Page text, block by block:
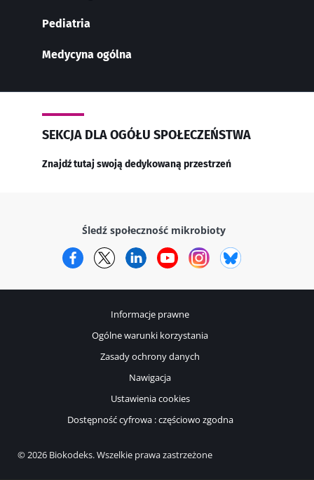
Pediatria
Medycyna ogólna
SEKCJA DLA OGÓŁU SPOŁECZEŃSTWA
Znajdź tutaj swoją dedykowaną przestrzeń
Śledź społeczność mikrobioty
FacebookTwitterLinkedInYouTubeInstagram
© 2026 Biokodeks. Wszelkie prawa zastrzeżone
Informacje prawne
Ogólne warunki korzystania
Zasady ochrony danych
Nawigacja
Ustawienia cookies
Dostępność cyfrowa : częściowo zgodna